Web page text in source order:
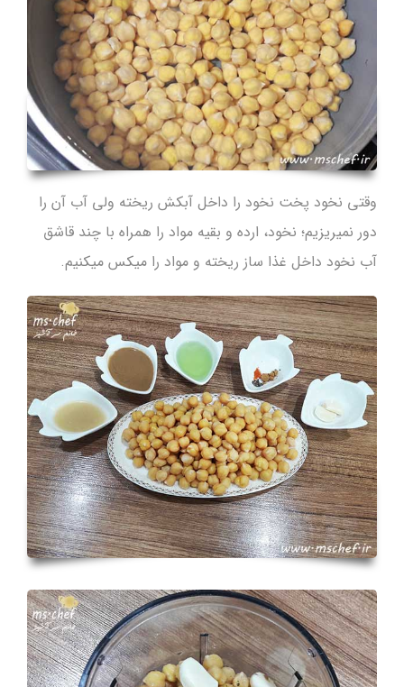
وقتی نخود پخت نخود را داخل آبکش ریخته ولی آب آن را
دور نمیریزیم؛ نخود، ارده و بقیه مواد را همراه با چند قاشق
آب نخود داخل غذا ساز ریخته و مواد را میکس میکنیم.